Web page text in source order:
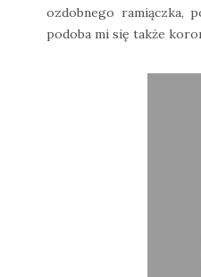
ozdobnego ramiączka,
podoba mi się także